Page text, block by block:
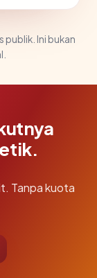
publik. Ini bukan
Tanpa kuota